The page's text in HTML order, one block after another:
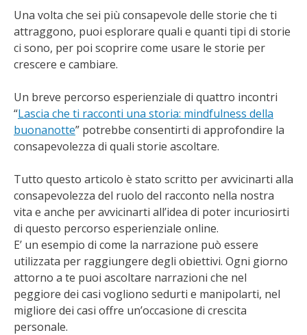
Una volta che sei più consapevole delle storie che ti
attraggono, puoi esplorare quali e quanti tipi di storie
ci sono, per poi scoprire come usare le storie per
crescere e cambiare.
Un breve percorso esperienziale di quattro incontri
“Lascia che ti racconti una storia: mindfulness della
buonanotte” potrebbe consentirti di approfondire la
consapevolezza di quali storie ascoltare.
Tutto questo articolo è stato scritto per avvicinarti alla
consapevolezza del ruolo del racconto nella nostra
vita e anche per avvicinarti all’idea di poter incuriosirti
di questo percorso esperienziale online.
E’ un esempio di come la narrazione può essere
utilizzata per raggiungere degli obiettivi. Ogni giorno
attorno a te puoi ascoltare narrazioni che nel
peggiore dei casi vogliono sedurti e manipolarti, nel
migliore dei casi offre un’occasione di crescita
personale.